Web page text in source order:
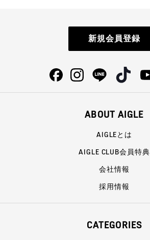
新規会員登録
ABOUT AIGLE
AIGLEとは
AIGLE CLUB会員特典
会社情報
採用情報
CATEGORIES